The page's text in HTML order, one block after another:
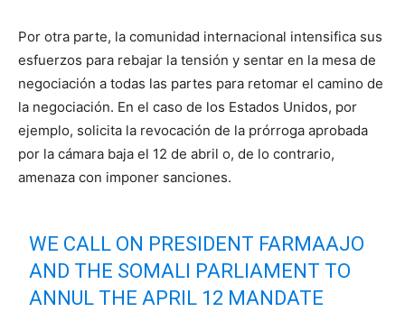
Por otra parte, la comunidad internacional intensifica sus
esfuerzos para rebajar la tensión y sentar en la mesa de
negociación a todas las partes para retomar el camino de
la negociación. En el caso de los Estados Unidos, por
ejemplo, solicita la revocación de la prórroga aprobada
por la cámara baja el 12 de abril o, de lo contrario,
amenaza con imponer sanciones.
WE CALL ON PRESIDENT FARMAAJO
AND THE SOMALI PARLIAMENT TO
ANNUL THE APRIL 12 MANDATE